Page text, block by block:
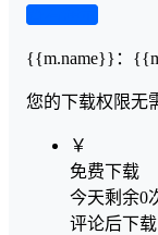
{{m.name}} ：
您的下载权限无
￥
免费下载
今天剩余0
评论后下载